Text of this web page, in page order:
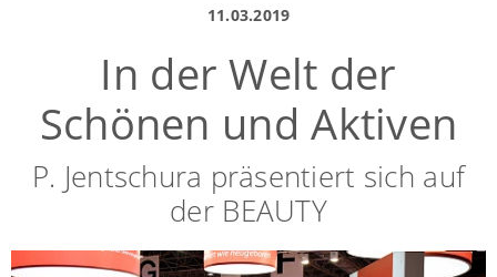
11.03.2019
In der Welt der
Schönen und Aktiven
P. Jentschura präsentiert sich auf
der BEAUTY